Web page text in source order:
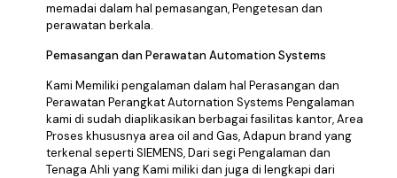
memadai dalam hal pemasangan, Pengetesan dan
perawatan berkala.
Pemasangan dan Perawatan Automation Systems
Kami Memiliki pengalaman dalam hal Perasangan dan
Perawatan Perangkat Autornation Systems Pengalaman
kami di sudah diaplikasikan berbagai fasilitas kantor, Area
Proses khususnya area oil and Gas, Adapun brand yang
terkenal seperti SIEMENS, Dari segi Pengalaman dan
Tenaga Ahli yang Kami miliki dan juga di lengkapi dari